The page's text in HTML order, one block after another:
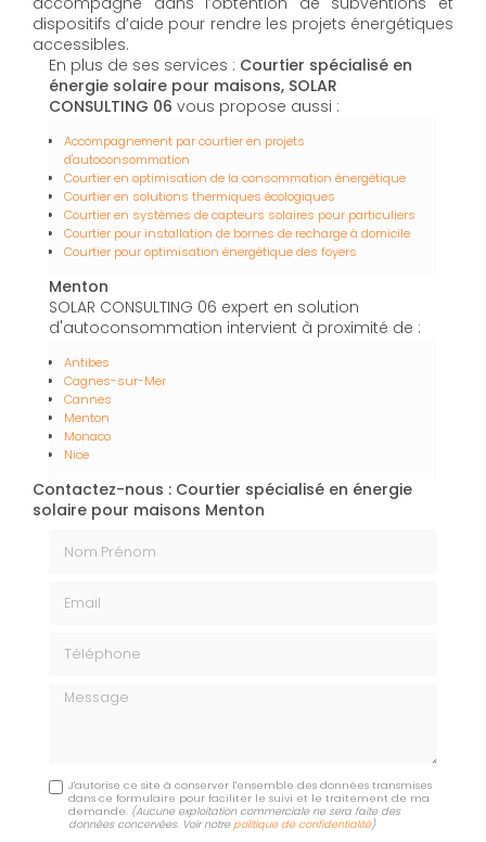
dispositifs d’aide pour rendre les projets énergétiques
accessibles.
En plus de ses services : Courtier spécialisé en
énergie solaire pour maisons, SOLAR
CONSULTING 06 vous propose aussi :
Accompagnement par courtier en projets
d'autoconsommation
Courtier en optimisation de la consommation énergétique
Courtier en solutions thermiques écologiques
Courtier en systèmes de capteurs solaires pour particuliers
Courtier pour installation de bornes de recharge à domicile
Courtier pour optimisation énergétique des foyers
Menton
SOLAR CONSULTING 06 expert en solution
d'autoconsommation intervient à proximité de :
Antibes
Cagnes-sur-Mer
Cannes
Menton
Monaco
Nice
Contactez-nous : Courtier spécialisé en énergie
solaire pour maisons Menton
Message
J'autorise ce site à conserver l'ensemble des données transmises
dans ce formulaire pour faciliter le suivi et le traitement de ma
demande. (Aucune exploitation commerciale ne sera faite des
données concervées. Voir notrepolitique de confidentialité)